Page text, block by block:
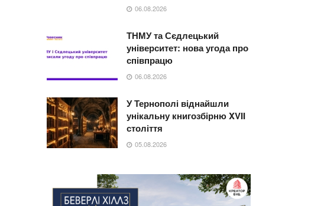
06.08.2026
ТНМУ та Сєдлецький
університет: нова угода про
співпрацю
06.08.2026
У Тернополі віднайшли
унікальну книгозбірню XVII
століття
05.08.2026